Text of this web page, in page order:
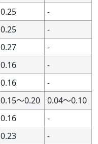
0.25
-
0.25
-
0.27
-
0.16
-
0.16
-
0.15～0.20
0.04～0.10
0.16
-
0.23
-